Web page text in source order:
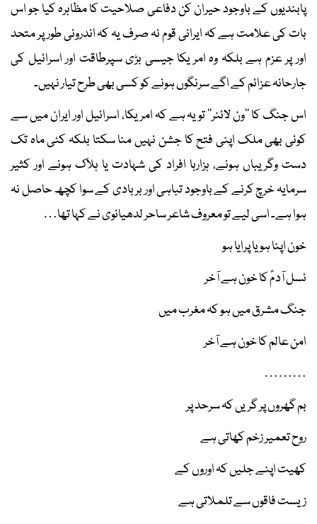
پابندیوں کے باوجود حیران کن دفاعی صلاحیت کا مظاہرہ کیا جو اس
بات کی علامت ہے کہ ایرانی قوم نہ صرف یہ کہ اندرونی طور پر متحد
اور پر عزم ہے بلکہ وہ امریکا جیسی بڑی سپرطاقت اور اسرائیل کی
جارحانہ عزائم کے اگے سرنگوں ہونے کو کسی بھی طرح تیار نہیں۔
اس جنگ کا ’’ون لائنر‘‘ تو یہ ہے کہ امریکا، اسرائیل اور ایران میں سے
کوئی بھی ملک اپنی فتح کا جشن نہیں منا سکتا بلکہ کئی ماہ تک
دست وگریباں ہونے، ہزارہا افراد کی شہادت یا ہلاک ہونے اور کثیر
سرمایہ خرچ کرنے کے باوجود تباہی اور بربادی کے سوا کچھ حاصل نہ
ہوا ہے۔ اسی لیے تو معروف شاعر ساحر لدھیانوی نے کہا تھا…
خون اپنا ہو یا پرایا ہو
نسل آدمؑ کا خون ہے آخر
جنگ مشرق میں ہو کہ مغرب میں
امن عالم کا خون ہے آخر
………
بم گھروں پر گریں کہ سرحد پر
روح تعمیر زخم کھاتی ہے
کھیت اپنے جلیں کہ اوروں کے
زیست فاقوں سے تلملاتی ہے